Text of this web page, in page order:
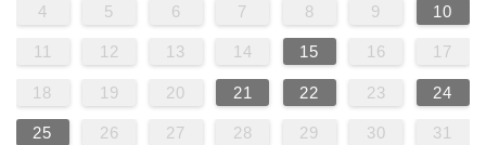
4 5 6 7 8 9 10
11 12 13 14 15 16 17
18 19 20 21 22 23 24
25 26 27 28 29 30 31